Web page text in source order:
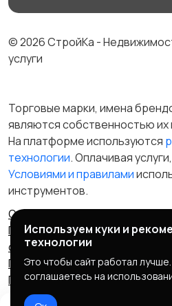
© 2026 СтройКа -
услуги
Торговые марки, имена
являются собственностью
На платформе используются
технологии. Оплачивая
Условиями и правилами
инструментов.
Отказ от ответственности
Политика
соглашение
Запрещенные
Правообладателям
Политика cookie
Используем куки и
технологии
Это чтобы сайт работал
соглашаетесь на